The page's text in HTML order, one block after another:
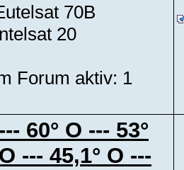
70B
20
Forum aktiv: 1
60° O --- 53°
--- 45,1° O ---